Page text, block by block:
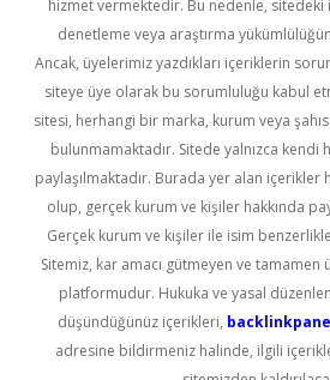
hizmet vermektedir. Bu nedenle,
denetleme veya araştırma
Ancak, üyelerimiz yazdıkları içeriklerin
siteye üye olarak bu sorumluluğu kabul
sitesi, herhangi bir marka, kurum veya
bulunmamaktadır. Sitede yalnızca kendi
paylaşılmaktadır. Burada yer alan içerikler
olup, gerçek kurum ve kişiler hakkında
Gerçek kurum ve kişiler ile isim
Sitemiz, kar amacı gütmeyen ve tamamen
platformudur. Hukuka ve yasal
düşündüğünüz içerikleri,
adresine bildirmeniz halinde, ilgili